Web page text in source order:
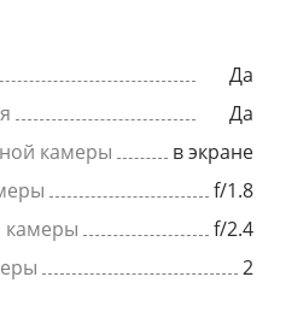
Да
Да
камеры
в экране
f/1.8
камеры
f/2.4
2